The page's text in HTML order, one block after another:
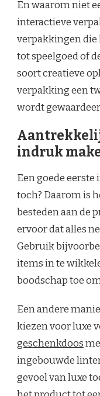
En waarom niet
interactieve
verpakkingen
tot speelgoed of
soort creatieve
verpakking een
wordt
indruk
Een goede eerste
toch? Daarom is
besteden aan de
ervoor dat alles
Gebruik
items in te
boodschap toe
Een andere
kiezen voor luxe
geschenkdoos
ingebouwde
gevoel van luxe